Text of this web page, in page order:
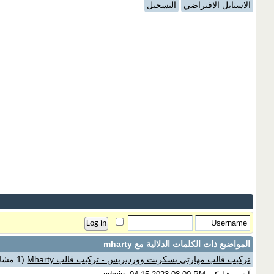
الاستايل الافتراضي
التسجيل
المواضيع ذات الكلمات الدلالية مع mharty
تركيب قالب مهارتي بسكربت ووردبريس - تركيب قالب Mharty
(1 مشاركات)